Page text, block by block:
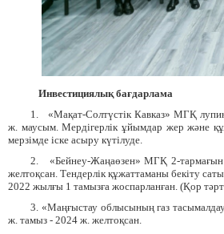
Инвестициялық бағдарлама
1.
«Мақат-СолтүстікКавказ» МГҚ
ж. маусым. Мердігерлік ұйымдар жер және
мерзімде іске асыру күтілуде.
2.
«Бейнеу-Жаңаөзен» МГҚ 2-
желтоқсан. Тендерлік құжаттаманы бекіту
2022 жылғы 1 тамызға жоспарланған. (Қор
3. «Маңғыстау облысының газ
ж. тамыз - 2024 ж. желтоқсан.